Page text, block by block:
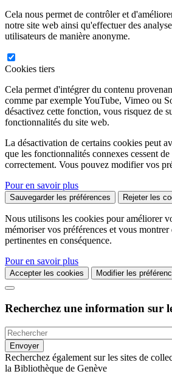
Cela nous permet de contrôler et
notre site web ainsi qu'effectuer des
utilisateurs de manière anonyme.
Cookies tiers
Cela permet d'intégrer du contenu
comme par exemple YouTube, Vimeo ou
désactivez cette fonction, vous risquez de
fonctionnalités du site web.
La désactivation de certains cookies peut
que les fonctionnalités connexes cessent
correctement. Vous pouvez modifier vos
Pour en savoir plus
Sauvegarder les préférences Rejeter les
Nous utilisons les cookies pour améliorer
mémoriser vos préférences et vous
pertinentes en conséquence.
Pour en savoir plus
Accepter les cookies Modifier les
Recherchez une information sur
Recherchez également sur les sites de
la Bibliothèque de Genève